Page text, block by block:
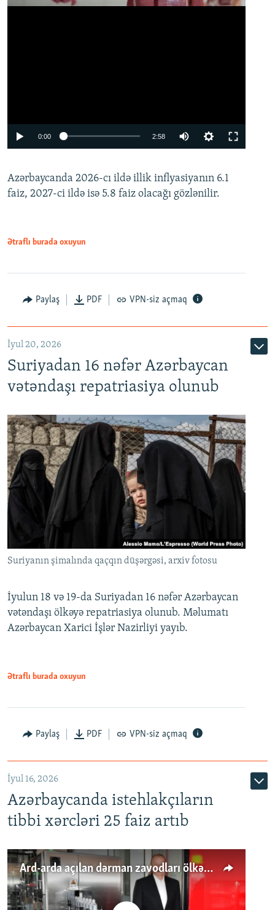
Auto
0:00 2:58
360p
480p
Azərbaycanda 2026-cı ildə illik inflyasiyanın 6.1
faiz, 2027-ci ildə isə 5.8 faiz olacağı gözlənilir.
Ətraflı burada oxuyun
Paylaş PDF VPN-siz açmaq
İyul 20, 2026
Suriyadan 16 nəfər Azərbaycan
vətəndaşı repatriasiya olunub
Suriyanın şimalında qaçqın düşərgəsi, arxiv fotosu
İyulun 18 və 19-da Suriyadan 16 nəfər Azərbaycan
vətəndaşı ölkəyə repatriasiya olunub. Məlumatı
Azərbaycan Xarici İşlər Nazirliyi yayıb.
Ətraflı burada oxuyun
Paylaş PDF VPN-siz açmaq
İyul 16, 2026
Azərbaycanda istehlakçıların
tibbi xərcləri 25 faiz artıb
Ard-arda açılan dərman zavodları ölkənin tələbatını ödəyirmi?